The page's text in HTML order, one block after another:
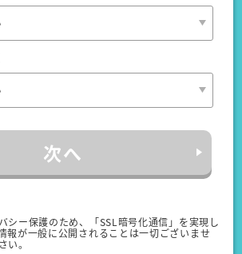
次へ
シー保護のため、「SSL暗号化通信」を実現し
報が一般に公開されることは一切ございませ
い。